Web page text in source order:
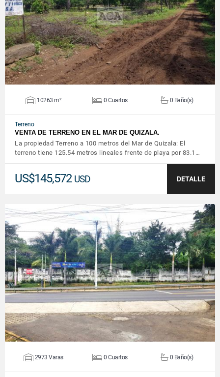
VER DETALLES
10263 m² 0 Cuartos 0 Baño(s)
Terreno
VENTA DE TERRENO EN EL MAR DE QUIZALA.
La propiedad Terreno a 100 metros del Mar de Quizala: El
terreno tiene 125.54 metros lineales frente de playa por 83.1…
US$145,572 USD DETALLE
VER DETALLES
2973 Varas 0 Cuartos 0 Baño(s)